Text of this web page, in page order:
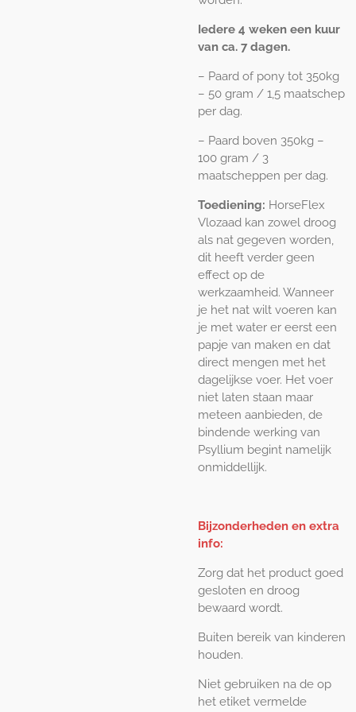
Iedere 4 weken een kuur
van ca. 7 dagen.
– Paard of pony tot 350kg
– 50 gram / 1,5 maatschep
per dag.
– Paard boven 350kg –
100 gram / 3
maatscheppen per dag.
Toediening: HorseFlex
Vlozaad kan zowel droog
als nat gegeven worden,
dit heeft verder geen
effect op de
werkzaamheid. Wanneer
je het nat wilt voeren kan
je met water er eerst een
papje van maken en dat
direct mengen met het
dagelijkse voer. Het voer
niet laten staan maar
meteen aanbieden, de
bindende werking van
Psyllium begint namelijk
onmiddellijk.
Bijzonderheden en extra
info:
Zorg dat het product goed
gesloten en droog
bewaard wordt.
Buiten bereik van kinderen
houden.
Niet gebruiken na de op
het etiket vermelde